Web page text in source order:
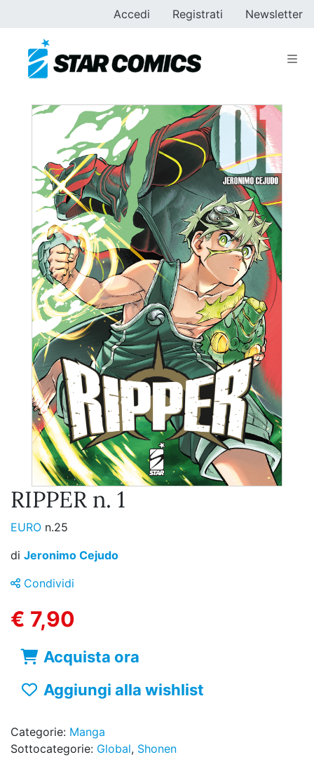
Accedi Registrati Newsletter
RIPPER n. 1
EURO n.25
di Jeronimo Cejudo
Condividi
€ 7,90
Acquista ora
Aggiungi alla wishlist
Categorie: Manga
Sottocategorie: Global, Shonen